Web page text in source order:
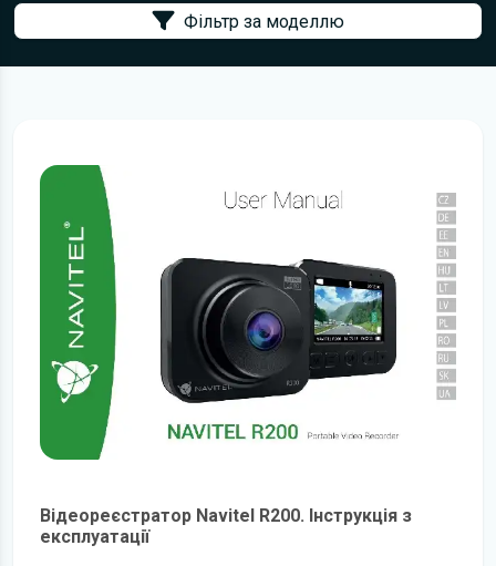
Фільтр за моделлю
Відеореєстратор Navitel R200. Інструкція з
експлуатації